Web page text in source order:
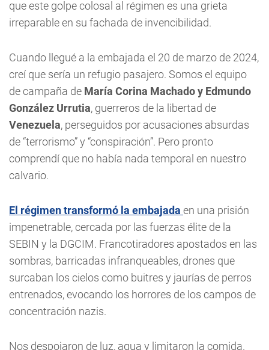
que este golpe colosal al régimen es una grieta
irreparable en su fachada de invencibilidad.
Cuando llegué a la embajada el 20 de marzo de 2024,
creí que sería un refugio pasajero. Somos el equipo
de campaña de María Corina Machado y Edmundo
González Urrutia, guerreros de la libertad de
Venezuela, perseguidos por acusaciones absurdas
de “terrorismo” y “conspiración”. Pero pronto
comprendí que no había nada temporal en nuestro
calvario.
El régimen transformó la embajada en una prisión
impenetrable, cercada por las fuerzas élite de la
SEBIN y la DGCIM. Francotiradores apostados en las
sombras, barricadas infranqueables, drones que
surcaban los cielos como buitres y jaurías de perros
entrenados, evocando los horrores de los campos de
concentración nazis.
Nos despojaron de luz, agua y limitaron la comida.